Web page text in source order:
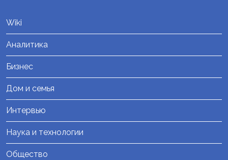
Wiki
Аналитика
Бизнес
Дом и семья
Интервью
Наука и технологии
Общество